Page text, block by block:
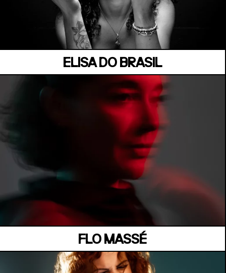
ELISA DO BRASIL
Samedi 04 juillet
FLO MASSÉ
MANOIR DE KEROUAL
Samedi 04 juillet